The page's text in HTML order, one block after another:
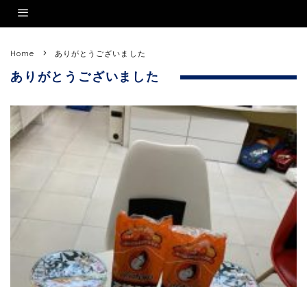
Home ありがとうございました
ありがとうございました